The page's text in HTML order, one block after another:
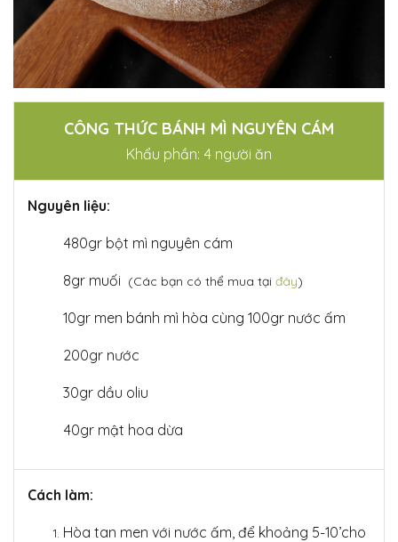
CÔNG THỨC BÁNH MÌ NGUYÊN CÁM
Khẩu phần: 4 người ăn
Nguyên liệu:
480gr bột mì nguyên cám
8gr muối (Các bạn có thể mua tại đây)
10gr men bánh mì hòa cùng 100gr nước ấm
200gr nước
30gr dầu oliu
40gr mật hoa dừa
Cách làm:
Hòa tan men với nước ấm, để khoảng 5-10’cho